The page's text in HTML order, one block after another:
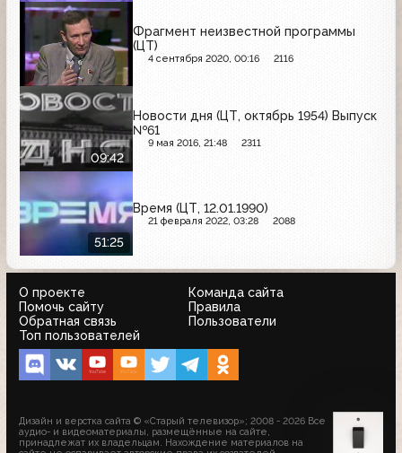
Фрагмент неизвестной программы
(ЦТ)
4 сентября 2020, 00:16 2116
09:42
Новости дня (ЦТ, октябрь 1954) Выпуск
№61
9 мая 2016, 21:48 2311
51:25
Время (ЦТ, 12.01.1990)
21 февраля 2022, 03:28 2088
О проекте
Команда сайта
Помочь сайту
Правила
Обратная связь
Пользователи
Топ пользователей
Дизайн и верстка сайта © «Старый телевизор»; 2008 - 2026 Все
аудио- и видеоматериалы, размещённые на сайте,
принадлежат их владельцам. Нахождение материалов на